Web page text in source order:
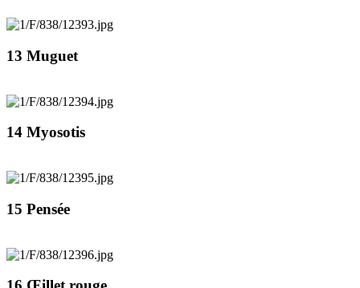
13 Muguet
14 Myosotis
15 Pensée